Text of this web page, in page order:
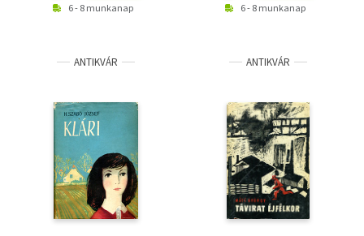
6 - 8 munkanap 6 - 8 munkanap
ANTIKVÁR ANTIKVÁR